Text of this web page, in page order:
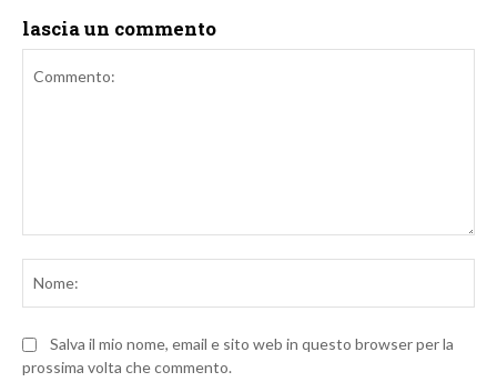
lascia un commento
Salva il mio nome, email e sito web in questo browser per la
prossima volta che commento.